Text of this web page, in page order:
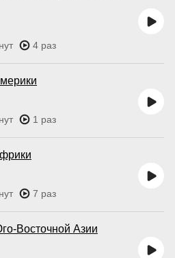
4 раз
1 раз
7 раз
Восточной Азии